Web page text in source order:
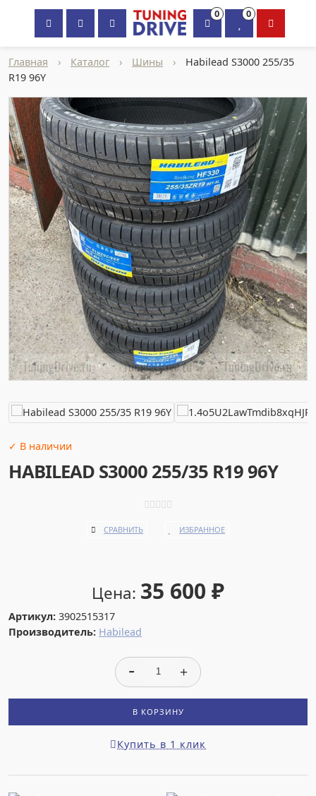
0 0
×
Главная › Каталог › Шины ›
Habilead S3000 255/35
R19 96Y
✓ В наличии
HABILEAD S3000 255/35 R19 96Y
СРАВНИТЬ ИЗБРАННОЕ
Цена: 35 600 ₽
Артикул: 3902515317
Производитель: Habilead
В КОРЗИНУ
Купить в 1 клик